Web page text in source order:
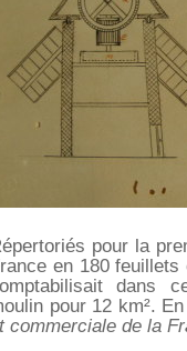
pour la
en 180 feuillets
dans
pour 12 km².
commerciale de la